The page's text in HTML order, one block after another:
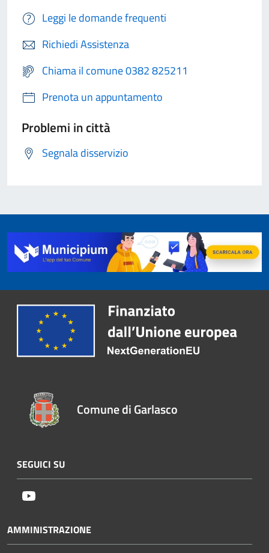
Leggi le domande frequenti
Richiedi Assistenza
Chiama il comune 0382 825211
Prenota un appuntamento
Problemi in città
Segnala disservizio
Comune di Garlasco
SEGUICI SU
AMMINISTRAZIONE